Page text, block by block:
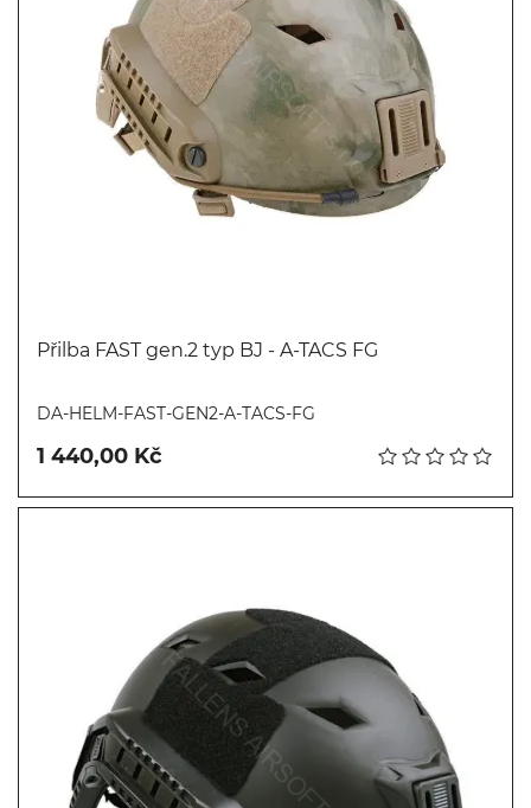
Přilba FAST gen.2 typ BJ - A-TACS FG
DA-HELM-FAST-GEN2-A-TACS-FG
1 440,00 Kč